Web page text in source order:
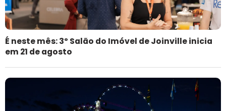
É neste mês: 3º Salão do Imóvel de Joinville inicia
em 21 de agosto